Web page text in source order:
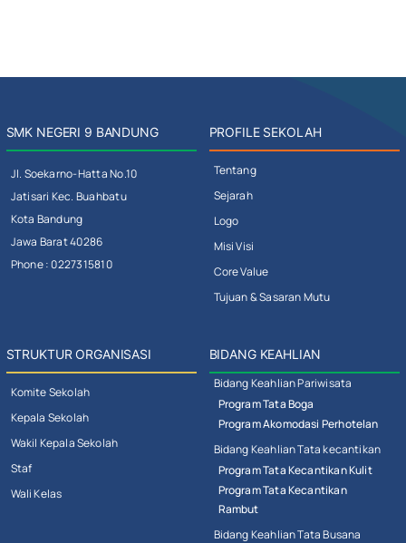
SMK NEGERI 9 BANDUNG
Jl. Soekarno-Hatta No.10
Jatisari Kec. Buahbatu
Kota Bandung
Jawa Barat 40286
Phone : 0227315810
PROFILE SEKOLAH
Tentang
Sejarah
Logo
Misi Visi
Core Value
Tujuan & Sasaran Mutu
STRUKTUR ORGANISASI
Komite Sekolah
Kepala Sekolah
Wakil Kepala Sekolah
Staf
Wali Kelas
BIDANG KEAHLIAN
Bidang Keahlian Pariwisata
Program Tata Boga
Program Akomodasi Perhotelan
Bidang Keahlian Tata kecantikan
Program Tata Kecantikan Kulit
Program Tata Kecantikan
Rambut
Bidang Keahlian Tata Busana